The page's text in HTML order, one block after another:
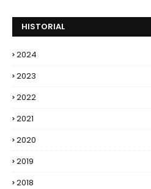
HISTORIAL
2024
2023
2022
2021
2020
2019
2018